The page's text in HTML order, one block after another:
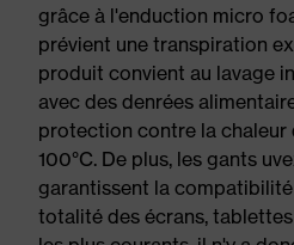
grâce à l'enduction micro
prévient une transpiration
produit convient au lavage
avec des denrées
protection contre la chaleur
100°C. De plus, les gants
garantissent la
totalité des écrans,